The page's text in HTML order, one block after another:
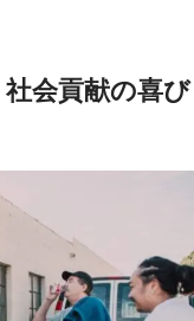
会貢献の喜び